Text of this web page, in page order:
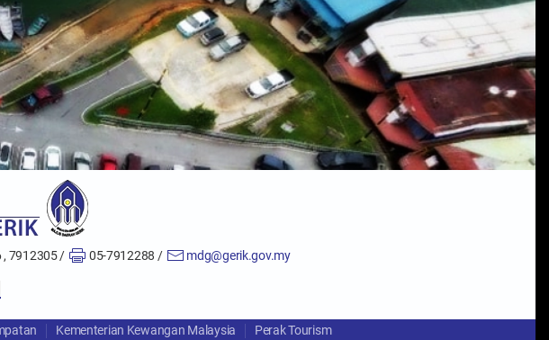
, 7912305 / 05-7912288 / mdg@gerik.gov.my
Kementerian Kewangan Malaysia Perak Tourism